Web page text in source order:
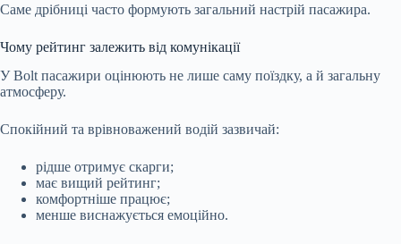
Саме дрібниці часто формують загальний настрій пасажира.
Чому рейтинг залежить від комунікації
У Bolt пасажири оцінюють не лише саму поїздку, а й загальну
атмосферу.
Спокійний та врівноважений водій зазвичай:
рідше отримує скарги;
має вищий рейтинг;
комфортніше працює;
менше виснажується емоційно.